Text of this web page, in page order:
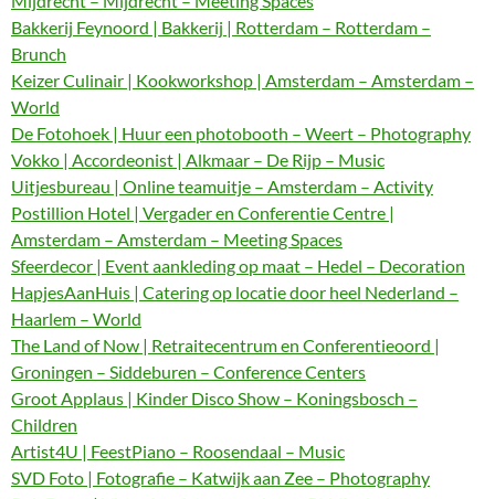
Bakkerij Feynoord | Bakkerij | Rotterdam – Rotterdam –
Brunch
Keizer Culinair | Kookworkshop | Amsterdam – Amsterdam –
World
De Fotohoek | Huur een photobooth – Weert – Photography
Vokko | Accordeonist | Alkmaar – De Rijp – Music
Uitjesbureau | Online teamuitje – Amsterdam – Activity
Postillion Hotel | Vergader en Conferentie Centre |
Amsterdam – Amsterdam – Meeting Spaces
Sfeerdecor | Event aankleding op maat – Hedel – Decoration
HapjesAanHuis | Catering op locatie door heel Nederland –
Haarlem – World
The Land of Now | Retraitecentrum en Conferentieoord |
Groningen – Siddeburen – Conference Centers
Groot Applaus | Kinder Disco Show – Koningsbosch –
Children
Artist4U | FeestPiano – Roosendaal – Music
SVD Foto | Fotografie – Katwijk aan Zee – Photography